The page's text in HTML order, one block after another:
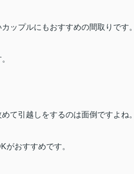
ップルにもおすすめの間取りです
て引越しをするのは面倒ですよね
がおすすめです。